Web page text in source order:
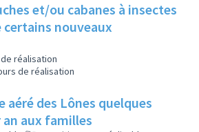
et/ou cabanes à insectes
nouveaux
réalisation
de réalisation
aéré des Lônes quelques
aux familles